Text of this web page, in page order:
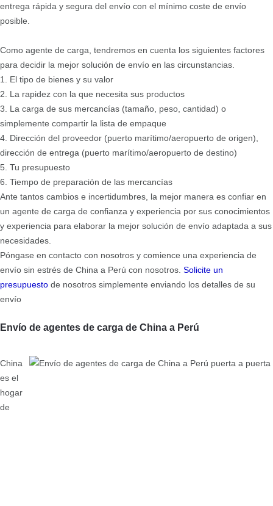
entrega rápida y segura del envío con el mínimo coste de envío
posible.
Como agente de carga, tendremos en cuenta los siguientes factores
para decidir la mejor solución de envío en las circunstancias.
1. El tipo de bienes y su valor
2. La rapidez con la que necesita sus productos
3. La carga de sus mercancías (tamaño, peso, cantidad) o
simplemente compartir la lista de empaque
4. Dirección del proveedor (puerto marítimo/aeropuerto de origen),
dirección de entrega (puerto marítimo/aeropuerto de destino)
5. Tu presupuesto
6. Tiempo de preparación de las mercancías
Ante tantos cambios e incertidumbres, la mejor manera es confiar en
un agente de carga de confianza y experiencia por sus conocimientos
y experiencia para elaborar la mejor solución de envío adaptada a sus
necesidades.
Póngase en contacto con nosotros y comience una experiencia de
envío sin estrés de China a Perú con nosotros. Solicite un
presupuesto de nosotros simplemente enviando los detalles de su
envío
Envío de agentes de carga de China a Perú
China
es el
hogar
de